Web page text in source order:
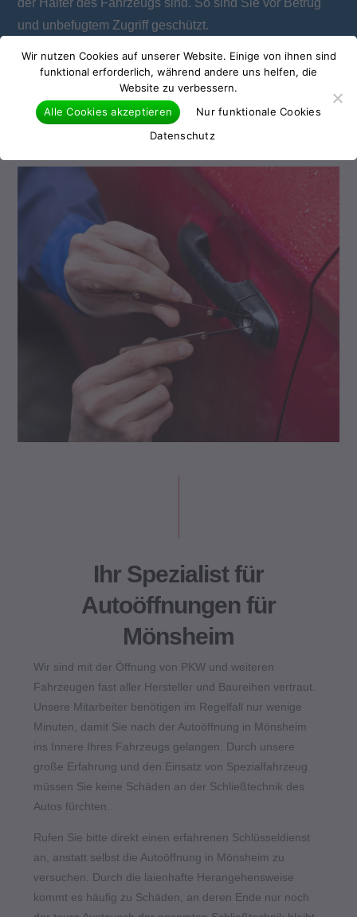
der Halter des Fahrzeugs sind. So sind Sie vor Betrug
und unbefugtem Zugriff geschützt.
Ihr Spezialist für
Autoöffnungen für
Mönsheim
Wir sind mit der Öffnung von PKW und weiteren
Fahrzeugen fast aller Hersteller und Baureihen vertraut.
Unsere Mitarbeiter benötigen im Regelfall nur wenige
Minuten, damit Sie nach der Autoöffnung in Mönsheim
ins Innere Ihres Fahrzeugs gelangen. Durch unsere
große Erfahrung und den Einsatz von Spezialfahrzeug
müssen Sie keine Schäden an der Schließtechnik des
Autos fürchten.
Rufen Sie bitte direkt einen erfahrenen Schlüsseldienst
an, anstatt selbst die Autoöffnung in Mönsheim zu
versuchen. Durch die laienhafte Herangehensweise
kommt es häufig zu Schäden, an deren Ende nur noch
Wir nutzen Cookies auf unserer Website. Einige von ihnen sind
funktional erforderlich, während andere uns helfen, die
Website zu verbessern.
Alle Cookies akzeptieren
Nur funktionale Cookies
Datenschutz